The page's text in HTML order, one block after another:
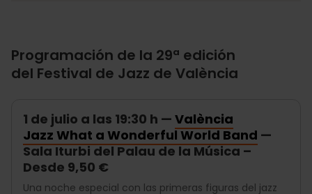
Programación de la 29ª edición
del Festival de Jazz de València
1 de julio a las 19:30 h — València
Jazz What a Wonderful World Band —
Sala Iturbi del Palau de la Música –
Desde 9,50 €
Una noche especial con las primeras figuras del jazz